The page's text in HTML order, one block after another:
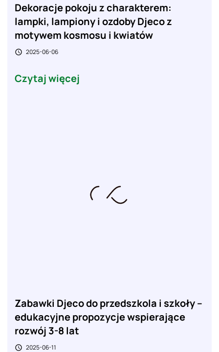
Dekoracje pokoju z charakterem:
lampki, lampiony i ozdoby Djeco z
motywem kosmosu i kwiatów
 2025-06-06
Czytaj więcej
Zabawki Djeco do przedszkola i szkoły –
edukacyjne propozycje wspierające
rozwój 3-8 lat
 2025-06-11